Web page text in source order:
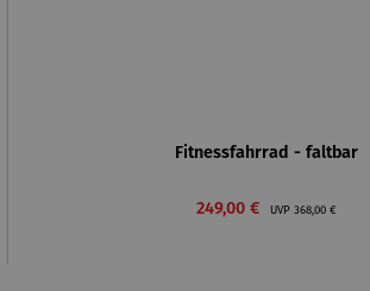
Fitnessfahrrad - faltbar
Verkaufspreis:
249,00 € UVP Regulärer Preis:
368,00 €